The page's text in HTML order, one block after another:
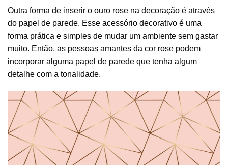
Outra forma de inserir o ouro rose na decoração é através
do papel de parede. Esse acessório decorativo é uma
forma prática e simples de mudar um ambiente sem gastar
muito. Então, as pessoas amantes da cor rose podem
incorporar alguma papel de parede que tenha algum
detalhe com a tonalidade.